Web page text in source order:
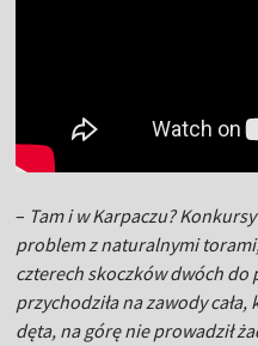
– Tam i w Karpaczu?
problem z naturalnymi
czterech skoczków dwóch do
przychodziła na zawody
dęta, na górę nie prowadził